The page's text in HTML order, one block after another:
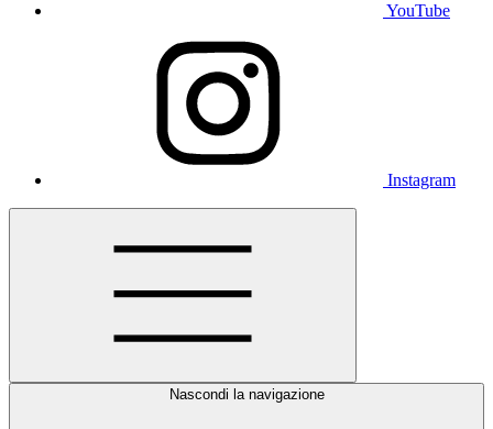
YouTube
Instagram
Nascondi la navigazione